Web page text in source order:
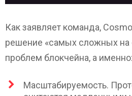
Как заявляет команда,
решение «самых сложных на
проблем блокчейна, а именно:
Масштабируемость.